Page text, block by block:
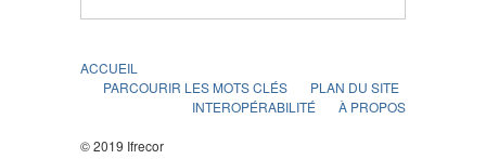
ACCUEIL
PARCOURIR LES MOTS CLÉS
PLAN DU SITE
INTEROPÉRABILITÉ
À PROPOS
© 2019 Ifrecor